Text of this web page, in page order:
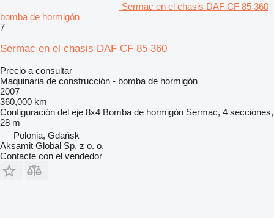
Sermac en el chasis DAF CF 85 360
bomba de hormigón
7
Sermac en el chasis DAF CF 85 360
Precio a consultar
Maquinaria de construcción - bomba de hormigón
2007
360,000 km
Configuración del eje 8x4 Bomba de hormigón Sermac, 4 secciones,
28 m
Polonia, Gdańsk
Aksamit Global Sp. z o. o.
Contacte con el vendedor